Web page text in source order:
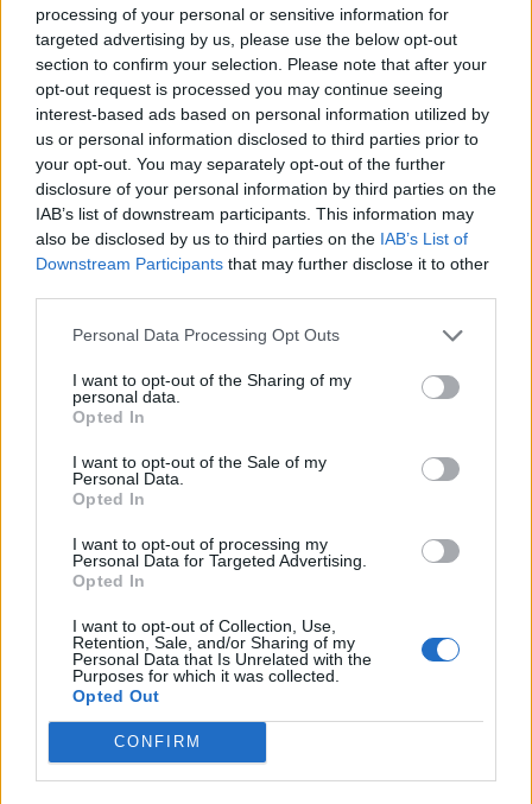
processing of your personal or sensitive information for
targeted advertising by us, please use the below opt-out
section to confirm your selection. Please note that after your
opt-out request is processed you may continue seeing
interest-based ads based on personal information utilized by
us or personal information disclosed to third parties prior to
your opt-out. You may separately opt-out of the further
disclosure of your personal information by third parties on the
IAB’s list of downstream participants. This information may
also be disclosed by us to third parties on the IAB’s List of
Downstream Participants that may further disclose it to other
Personal Data Processing Opt Outs
I want to opt-out of the Sharing of my
personal data.
Opted In
I want to opt-out of the Sale of my
Personal Data.
Opted In
I want to opt-out of processing my
Personal Data for Targeted Advertising.
Opted In
I want to opt-out of Collection, Use,
Retention, Sale, and/or Sharing of my
Personal Data that Is Unrelated with the
Purposes for which it was collected.
Opted Out
CONFIRM
Hasznos
Impresszum
Szerzői jogok
Adatvédelmi tájékoztató
Cookie-kezelési tájékoztató
Nyomtatott lapjaink archívuma
Médiaajánlat
Sütibeállítások
Médiatér
Székely Sport
Liget
Bihari Napló
Erdélyi Napló
Főtér